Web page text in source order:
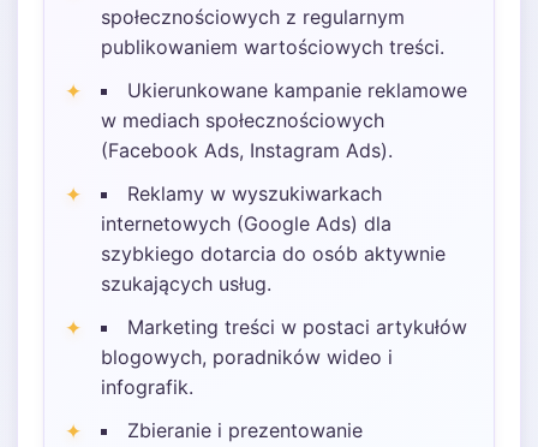
społecznościowych z regularnym
publikowaniem wartościowych treści.
Ukierunkowane kampanie reklamowe
w mediach społecznościowych
(Facebook Ads, Instagram Ads).
Reklamy w wyszukiwarkach
internetowych (Google Ads) dla
szybkiego dotarcia do osób aktywnie
szukających usług.
Marketing treści w postaci artykułów
blogowych, poradników wideo i
infografik.
Zbieranie i prezentowanie